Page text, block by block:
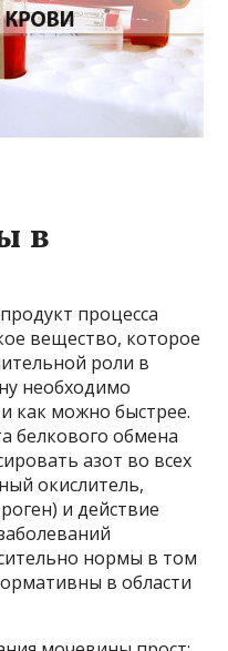
в
процесса
вещество, которое
роли в
необходимо
как можно быстрее.
белкового обмена
азот во всех
окислитель,
и действие
нормы в том
в области